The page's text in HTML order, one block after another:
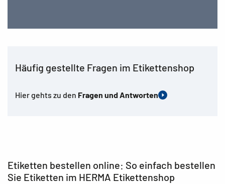
Häufig gestellte Fragen im Etikettenshop
Hier gehts zu den Fragen und Antworten
Etiketten bestellen online: So einfach bestellen
Sie Etiketten im HERMA Etikettenshop